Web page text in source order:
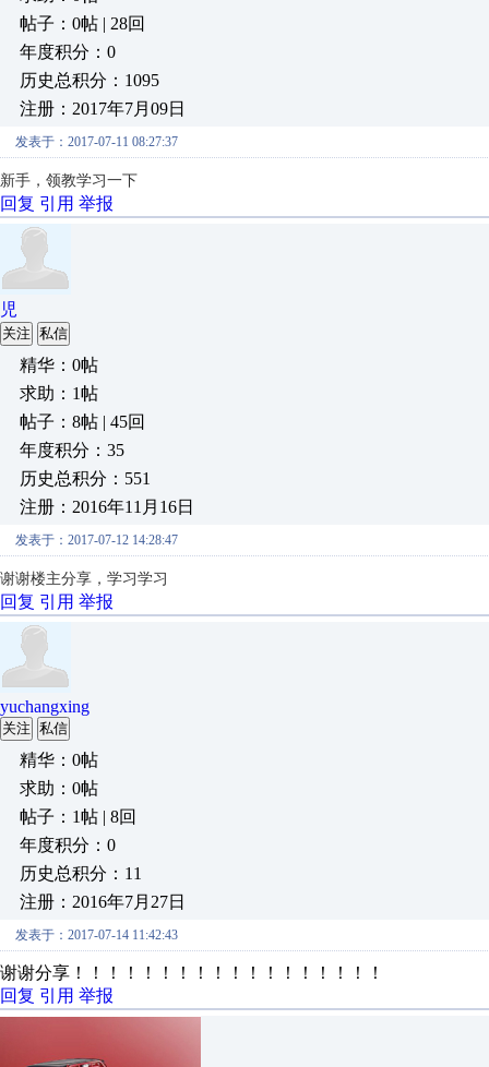
帖子：0帖 | 28回
年度积分：0
历史总积分：1095
注册：2017年7月09日
发表于：2017-07-11 08:27:37
新手，领教学习一下
回复 引用 举报
児
关注 私信
精华：0帖
求助：1帖
帖子：8帖 | 45回
年度积分：35
历史总积分：551
注册：2016年11月16日
发表于：2017-07-12 14:28:47
谢谢楼主分享，学习学习
回复 引用 举报
yuchangxing
关注 私信
精华：0帖
求助：0帖
帖子：1帖 | 8回
年度积分：0
历史总积分：11
注册：2016年7月27日
发表于：2017-07-14 11:42:43
谢谢分享！！！！！！！！！！！！！！！！！！
回复 引用 举报